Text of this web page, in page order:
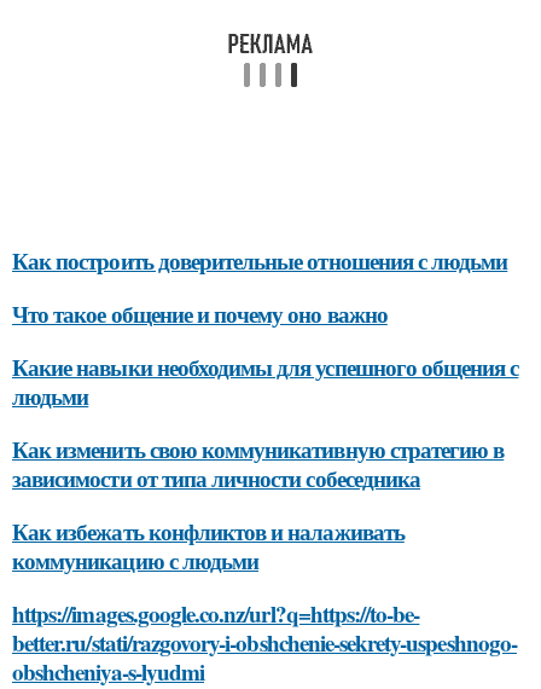
Как построить доверительные отношения с людьми
Что такое общение и почему оно важно
Какие навыки необходимы для успешного общения с
людьми
Как изменить свою коммуникативную стратегию в
зависимости от типа личности собеседника
Как избежать конфликтов и налаживать
коммуникацию с людьми
https://images.google.co.nz/url?q=https://to-be-
better.ru/stati/razgovory-i-obshchenie-sekrety-uspeshnogo-
obshcheniya-s-lyudmi